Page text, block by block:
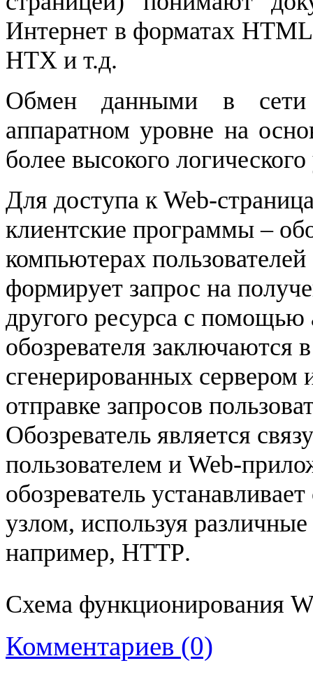
Интернет в форматах HTML
HTX и т.д.
Обмен данными в сети
аппаратном уровне на
более высокого
Для доступа к Web-
клиентские программы –
компьютерах
формирует запрос на
другого ресурса с помощью
обозревателя заключаются
сгенерированных
отправке запросов
Обозреватель является
пользователем и Web-
обозреватель
узлом, используя
например, HTTP.
Схема функционирования
Комментариев (0)